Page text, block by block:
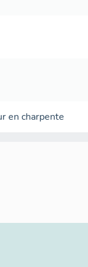
en charpente